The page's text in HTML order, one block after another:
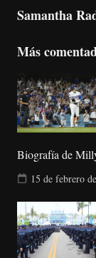
Samantha
Más
Biografía de
15 de febrero